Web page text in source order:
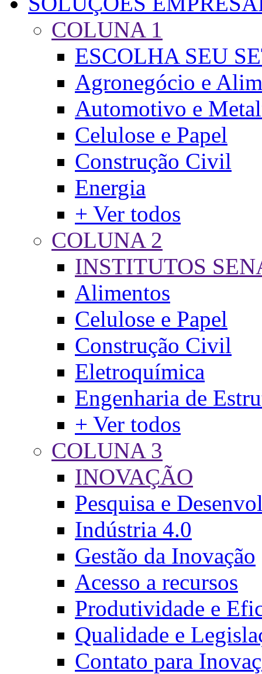
COLUNA 1
ESCOLHA SEU
Agronegócio e
Automotivo e
Celulose e Papel
Construção Civil
Energia
+ Ver todos
COLUNA 2
INSTITUTOS
Alimentos
Celulose e Papel
Construção Civil
Eletroquímica
Engenharia de
+ Ver todos
COLUNA 3
INOVAÇÃO
Pesquisa e
Indústria 4.0
Gestão da Inovação
Acesso a recursos
Produtividade e
Qualidade e
Contato para